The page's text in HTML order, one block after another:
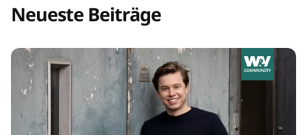
Neueste Beiträge